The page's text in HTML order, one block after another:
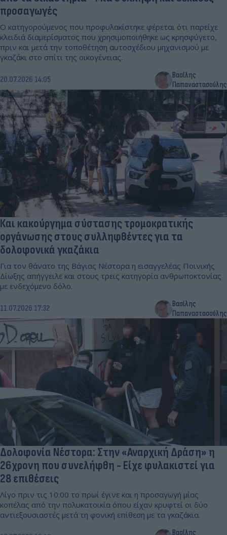
προσαγωγές
Ο κατηγορούμενος που προφυλακίστηκε φέρεται ότι παρείχε
κλειδιά διαμερίσματος που χρησιμοποιήθηκε ως κρησφύγετο,
πριν και μετά την τοποθέτηση αυτοσχέδιου μηχανισμού με
γκαζάκι στο σπίτι της οικογένειας.
20.07.2026 14:05
Βασίλης
Παπαναστασούλης
Και κακούργημα σύστασης τρομοκρατικής
οργάνωσης στους συλληφθέντες για τα
δολοφονικά γκαζάκια
Για τον θάνατο της Βάγιας Νέστορα η εισαγγελέας Ποινικής
Δίωξης απήγγειλε και στους τρεις κατηγορία ανθρωποκτονίας
με ενδεχόμενο δόλο.
11.07.2026 17:32
Βασίλης
Παπαναστασούλης
Δολοφονία Νέστορα: Στην «Αναρχική Δράση» η
26χρονη που συνελήφθη - Είχε φυλακιστεί για
28 επιθέσεις
Λίγο πριν τις 10:00 το πρωί έγινε και η προσαγωγή μίας
κοπέλας από την πολυκατοικία όπου είχαν κρυφτεί οι δύο
αντιεξουσιαστές μετά τη φονική επίθεση με τα γκαζάκια.
Βασίλης